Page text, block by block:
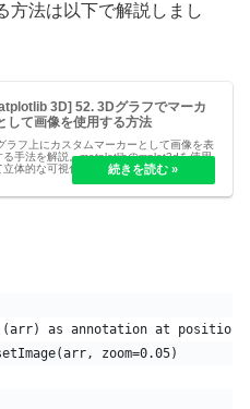
方法は以下で解説しまし
3D] 52. 3Dグラフでマーカ
して画像を使用する方法
ラフ上にカスタムマーカーとして画像を表
る手法を解説。matplotlibのmplot3dを使用
立体的な可視化を行い、各データポイント
像を配置する方法を紹介。アニメーション
as annotation at position
zoom=0.05)